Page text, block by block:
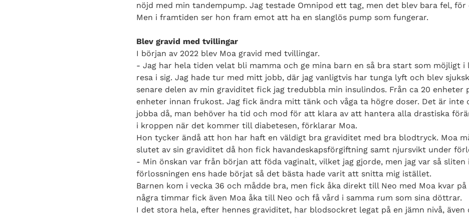
nöjd med min tandempump. Jag testade Omnipod ett tag, men det blev bara fel, för
Men i framtiden ser hon fram emot att ha en slanglös pump som fungerar.
Blev gravid med tvillingar
I början av 2022 blev Moa gravid med tvillingar.
- Jag har hela tiden velat bli mamma och ge mina barn en så bra start som möjligt i
resa i sig. Jag hade tur med mitt jobb, där jag vanligtvis har tunga lyft och blev
senare delen av min graviditet fick jag tredubbla min insulindos. Från ca 20 enheter
enheter innan frukost. Jag fick ändra mitt tänk och våga ta högre doser. Det är
jobba då, man behöver ha tid och mod för att klara av att hantera alla drastiska
i kroppen när det kommer till diabetesen, förklarar Moa.
Hon tycker ändå att hon har haft en väldigt bra graviditet med bra blodtryck. Moa
slutet av sin graviditet då hon fick havandeskapsförgiftning samt njursvikt under
- Min önskan var från början att föda vaginalt, vilket jag gjorde, men jag var så sliten
förlossningen ens hade börjat så det bästa hade varit att snitta mig istället.
Barnen kom i vecka 36 och mådde bra, men fick åka direkt till Neo med Moa kvar på
några timmar fick även Moa åka till Neo och få vård i samma rum som sina döttrar.
I det stora hela, efter hennes graviditet, har blodsockret legat på en jämn nivå,